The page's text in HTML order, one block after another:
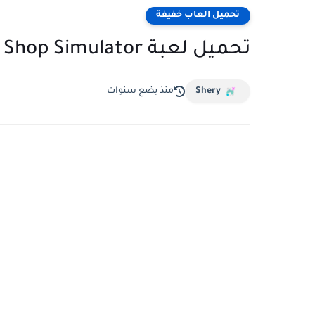
تحميل العاب خفيفة
تحميل لعبة TCG Card Shop Simulator بحجم صغير
Shery منذ بضع سنوات